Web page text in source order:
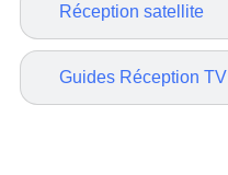
Réception satellite
Guides Réception TV